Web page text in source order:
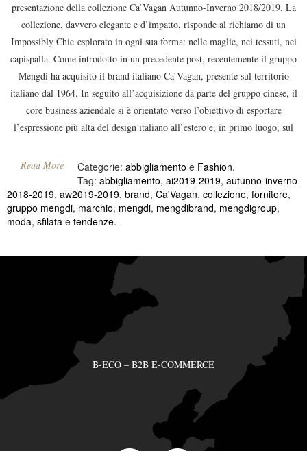
presentazione della collezione Ca’Vagan Autunno-Inverno 2018/2019. La
collezione, davvero elegante e d’impatto, risponde al richiamo di un
Impossibly Chic esplorato in ogni sua forma: nelle maglie, nei tessuti, nei
capispalla. Come introdotto in un precedente post, recentemente il gruppo
Mengdi ha acquisito il brand italiano Ca’Vagan, presente sul territorio
italiano dal 1964. In seguito all’acquisizione da parte del gruppo cinese, il
core business aziendale si è orientato verso l’obiettivo di esportare
l’espressione più alta del design italiano all’estero e, in primo luogo, sul
Read More Categorie: abbigliamento e Fashion.
Tag: abbigliamento, ai2019-2019, autunno-inverno
2018-2019, aw2019-2019, brand, Ca'Vagan, collezione, fornitore,
gruppo mengdi, marchio, mengdi, mengdibrand, mengdigroup,
moda, sfilata e tendenze.
B-ECO – B2B E-COMMERCE